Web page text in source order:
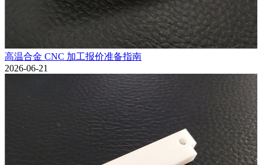
高温合金 CNC 加工报价准备指南
2026-06-21